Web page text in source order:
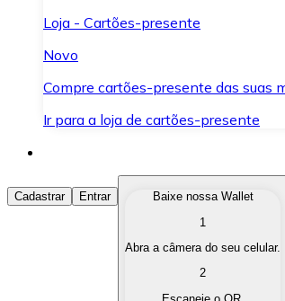
Loja - Cartões-presente
Novo
Compre cartões-presente das suas
Ir para a loja de cartões-presente
Comprar Criptomoedas
Compre as criptomoedas de seu
Converta suas criptomoedas em
Cadastrar Entrar
Baixe nossa Wallet
1
Abra a câmera do seu celular.
2